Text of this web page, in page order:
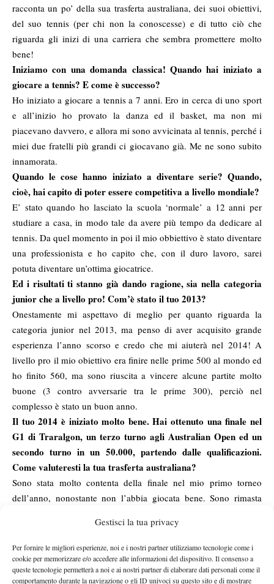
Gestisci la tua privacy
Per fornire le migliori esperienze, noi e i nostri partner utilizziamo tecnologie come i
cookie per memorizzare e/o accedere alle informazioni del dispositivo. Il consenso a
queste tecnologie permetterà a noi e ai nostri partner di elaborare dati personali come il
comportamento durante la navigazione o gli ID univoci su questo sito e di mostrare
racconta un po’ della sua trasferta australiana, dei suoi obiettivi,
del suo tennis (per chi non la conoscesse) e di tutto ciò che
riguarda gli inizi di una carriera che sembra promettere molto
bene!
Iniziamo con una domanda classica! Quando hai iniziato a
giocare a tennis? E come è successo?
Ho iniziato a giocare a tennis a 7 anni. Ero in cerca di uno sport
e all’inizio ho provato la danza ed il basket, ma non mi
piacevano davvero, e allora mi sono avvicinata al tennis, perché i
miei due fratelli più grandi ci giocavano già. Me ne sono subito
innamorata.
Quando le cose hanno iniziato a diventare serie? Quando,
cioè, hai capito di poter essere competitiva a livello mondiale?
E’ stato quando ho lasciato la scuola ‘normale’ a 12 anni per
studiare a casa, in modo tale da avere più tempo da dedicare al
tennis. Da quel momento in poi il mio obbiettivo è stato diventare
una professionista e ho capito che, con il duro lavoro, sarei
potuta diventare un’ottima giocatrice.
Ed i risultati ti stanno già dando ragione, sia nella categoria
junior che a livello pro! Com’è stato il tuo 2013?
Onestamente mi aspettavo di meglio per quanto riguarda la
categoria junior nel 2013, ma penso di aver acquisito grande
esperienza l’anno scorso e credo che mi aiuterà nel 2014! A
livello pro il mio obiettivo era finire nelle prime 500 al mondo ed
ho finito 560, ma sono riuscita a vincere alcune partite molto
buone (3 contro avversarie tra le prime 300), perciò nel
complesso è stato un buon anno.
Il tuo 2014 è iniziato molto bene. Hai ottenuto una finale nel
G1 di Traralgon, un terzo turno agli Australian Open ed un
secondo turno in un 50.000, partendo dalle qualificazioni.
Come valuteresti la tua trasferta australiana?
Sono stata molto contenta della finale nel mio primo torneo
dell’anno, nonostante non l’abbia giocata bene. Sono rimasta
torneo con un’ottima vittoria contro la Brescia, una partita molto
dura. Ma dopo quel match non ho continuato a giocare bene, e
ho perso malamente in due set contro un’avversaria che avevo
già battuto a Traralgon (Kimberley Birrell). E’ stata una dura